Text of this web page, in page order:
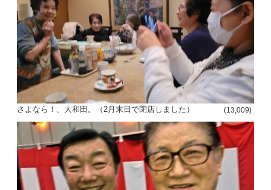
さよなら！、大和田。（2月末日で閉店しました） (13,009)